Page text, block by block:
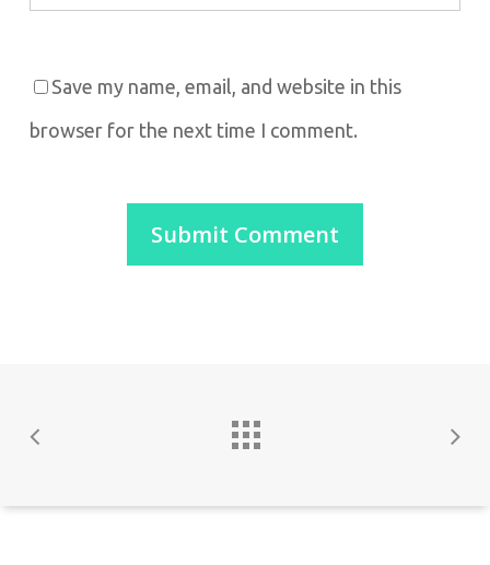
Save my name, email, and website in this
browser for the next time I comment.